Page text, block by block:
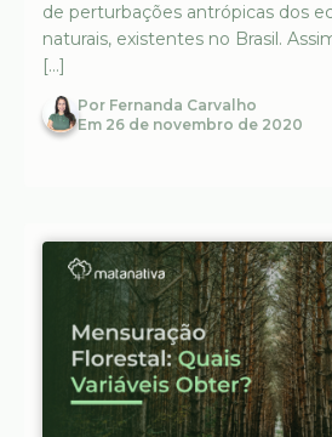
de perturbações antrópicas dos
naturais, existentes no Brasil.
[…]
Por Fernanda Carvalho
Em 26 de novembro de 2020